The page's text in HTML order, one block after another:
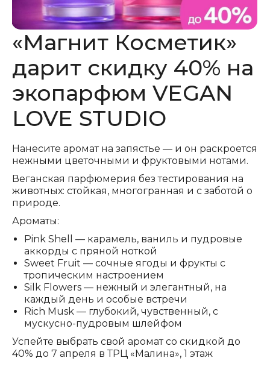
«Магнит Косметик»
дарит скидку 40% на
экопарфюм VEGAN
LOVE STUDIO
Нанесите аромат на запястье — и он раскроется
нежными цветочными и фруктовыми нотами.
Веганская парфюмерия без тестирования на
животных: стойкая, многогранная и с заботой о
природе.
Ароматы:
Pink Shell — карамель, ваниль и пудровые
аккорды с пряной ноткой
Sweet Fruit — сочные ягоды и фрукты с
тропическим настроением
Silk Flowers — нежный и элегантный, на
каждый день и особые встречи
Rich Musk — глубокий, чувственный, с
мускусно-пудровым шлейфом
Успейте выбрать свой аромат со скидкой до
40% до 7 апреля в ТРЦ «Малина», 1 этаж